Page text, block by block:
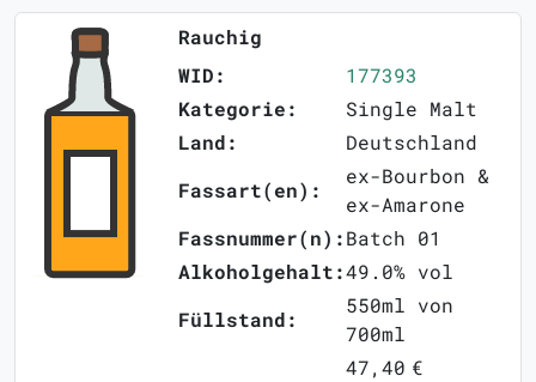
Rauchig
WID:
177393
Kategorie:
Single Malt
Land:
Deutschland
Fassart(en):
ex-Bourbon &
ex-Amarone
Fassnummer(n):Batch 01
Alkoholgehalt:49.0% vol
Füllstand:
550ml von
700ml
47,40 €